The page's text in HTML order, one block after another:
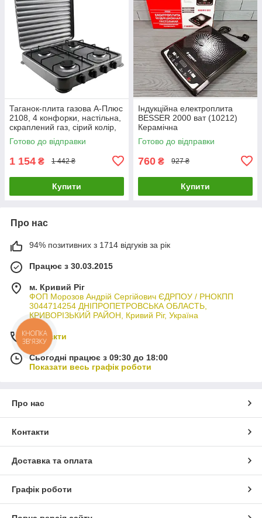
Таганок-плита газова А-Плюс
2108, 4 конфорки, настільна,
скраплений газ, сірий колір,
для дому та дачі
Готово до відправки
1 154 ₴ 1 442 ₴
Купити
Індукційна електроплита
BESSER 2000 ват (10212)
Керамічна
Готово до відправки
760 ₴ 927 ₴
Купити
Про нас
94% позитивних з 1714 відгуків за рік
Працює з 30.03.2015
м. Кривий Ріг
ФОП Морозов Андрій Сергійович ЄДРПОУ / РНОКПП
3044714254 ДНІПРОПЕТРОВСЬКА ОБЛАСТЬ,
КРИВОРІЗЬКИЙ РАЙОН, Кривий Ріг, Україна
Контакти
Сьогодні працює з 09:30 до 18:00
Показати весь графік роботи
Про нас
Контакти
Доставка та оплата
Графік роботи
КНОПКА
ЗВ'ЯЗКУ